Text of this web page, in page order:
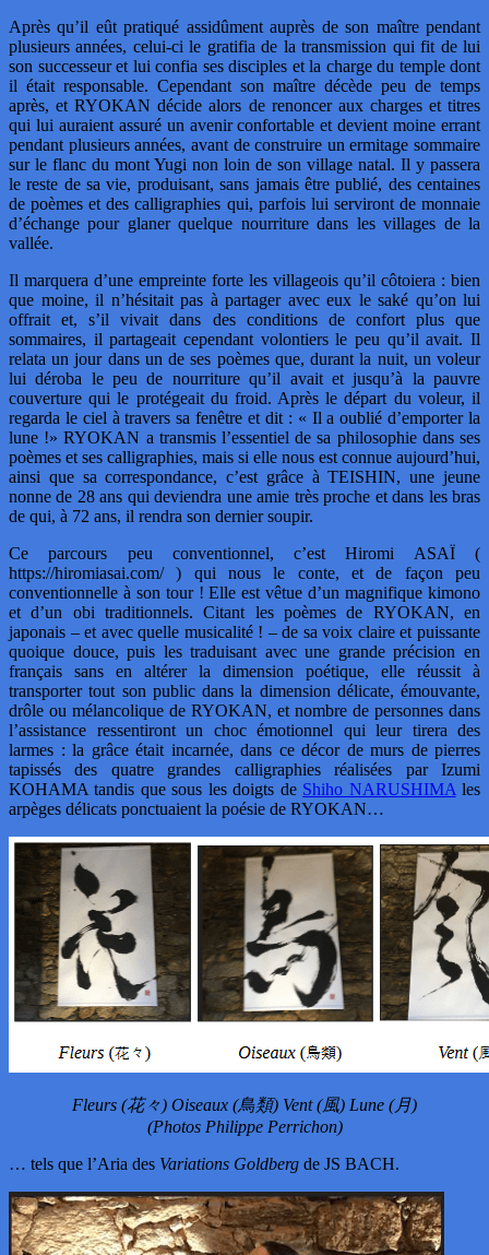
Après qu’il eût pratiqué assidûment auprès de son maître pendant
plusieurs années, celui-ci le gratifia de la transmission qui fit de lui
son successeur et lui confia ses disciples et la charge du temple dont
il était responsable. Cependant son maître décède peu de temps
après, et RYOKAN décide alors de renoncer aux charges et titres
qui lui auraient assuré un avenir confortable et devient moine errant
pendant plusieurs années, avant de construire un ermitage sommaire
sur le flanc du mont Yugi non loin de son village natal. Il y passera
le reste de sa vie, produisant, sans jamais être publié, des centaines
de poèmes et des calligraphies qui, parfois lui serviront de monnaie
d’échange pour glaner quelque nourriture dans les villages de la
vallée.
Il marquera d’une empreinte forte les villageois qu’il côtoiera : bien
que moine, il n’hésitait pas à partager avec eux le saké qu’on lui
offrait et, s’il vivait dans des conditions de confort plus que
sommaires, il partageait cependant volontiers le peu qu’il avait. Il
relata un jour dans un de ses poèmes que, durant la nuit, un voleur
lui déroba le peu de nourriture qu’il avait et jusqu’à la pauvre
couverture qui le protégeait du froid. Après le départ du voleur, il
regarda le ciel à travers sa fenêtre et dit : « Il a oublié d’emporter la
lune !» RYOKAN a transmis l’essentiel de sa philosophie dans ses
poèmes et ses calligraphies, mais si elle nous est connue aujourd’hui,
ainsi que sa correspondance, c’est grâce à TEISHIN, une jeune
nonne de 28 ans qui deviendra une amie très proche et dans les bras
de qui, à 72 ans, il rendra son dernier soupir.
Ce parcours peu conventionnel, c’est Hiromi ASAÏ (
https://hiromiasai.com/ ) qui nous le conte, et de façon peu
conventionnelle à son tour ! Elle est vêtue d’un magnifique kimono
et d’un obi traditionnels. Citant les poèmes de RYOKAN, en
japonais – et avec quelle musicalité ! – de sa voix claire et puissante
quoique douce, puis les traduisant avec une grande précision en
français sans en altérer la dimension poétique, elle réussit à
transporter tout son public dans la dimension délicate, émouvante,
drôle ou mélancolique de RYOKAN, et nombre de personnes dans
l’assistance ressentiront un choc émotionnel qui leur tirera des
larmes : la grâce était incarnée, dans ce décor de murs de pierres
tapissés des quatre grandes calligraphies réalisées par Izumi
KOHAMA tandis que sous les doigts de Shiho NARUSHIMA les
arpèges délicats ponctuaient la poésie de RYOKAN…
Fleurs (花々) Oiseaux (鳥類) Vent (風) Lune (月)
(Photos Philippe Perrichon)
… tels que l’Aria des Variations Goldberg de JS BACH.